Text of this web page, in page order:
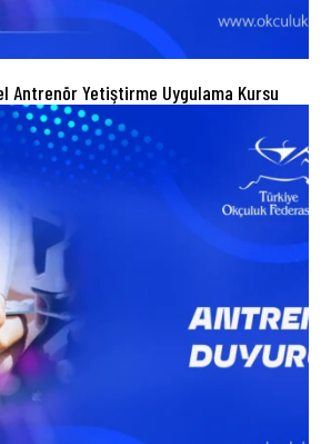
Antrenör Yetiştirme Uygulama Kursu